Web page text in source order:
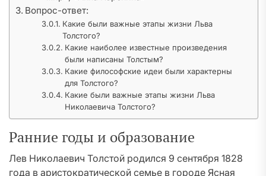
Вопрос-ответ:
Какие были важные этапы жизни Льва
Толстого?
Какие наиболее известные произведения
были написаны Толстым?
Какие философские идеи были характерны
для Толстого?
Какие были важные этапы жизни Льва
Николаевича Толстого?
Ранние годы и образование
Лев Николаевич Толстой родился 9 сентября 1828
года в аристократической семье в городе Ясная